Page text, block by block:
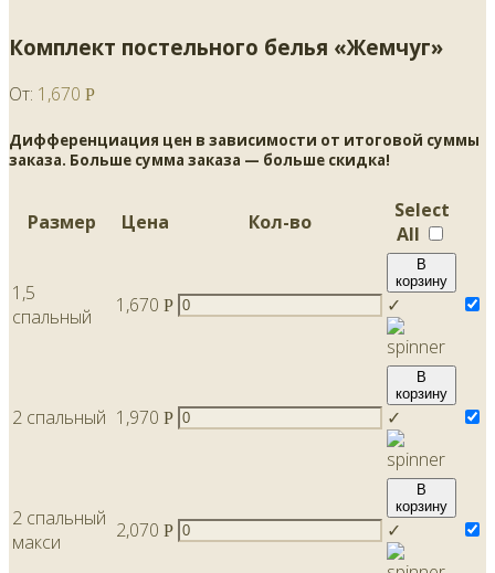
Комплект постельного белья «Жемчуг»
От: 1,670 Р
Дифференциация цен в зависимости от итоговой суммы
заказа. Больше сумма заказа — больше скидка!
Размер Цена Кол-во
Select
All
1,5
спальный
1,670 Р
В
корзину
✓
2 спальный 1,970 Р
В
корзину
✓
2 спальный
макси
2,070 Р
В
корзину
✓